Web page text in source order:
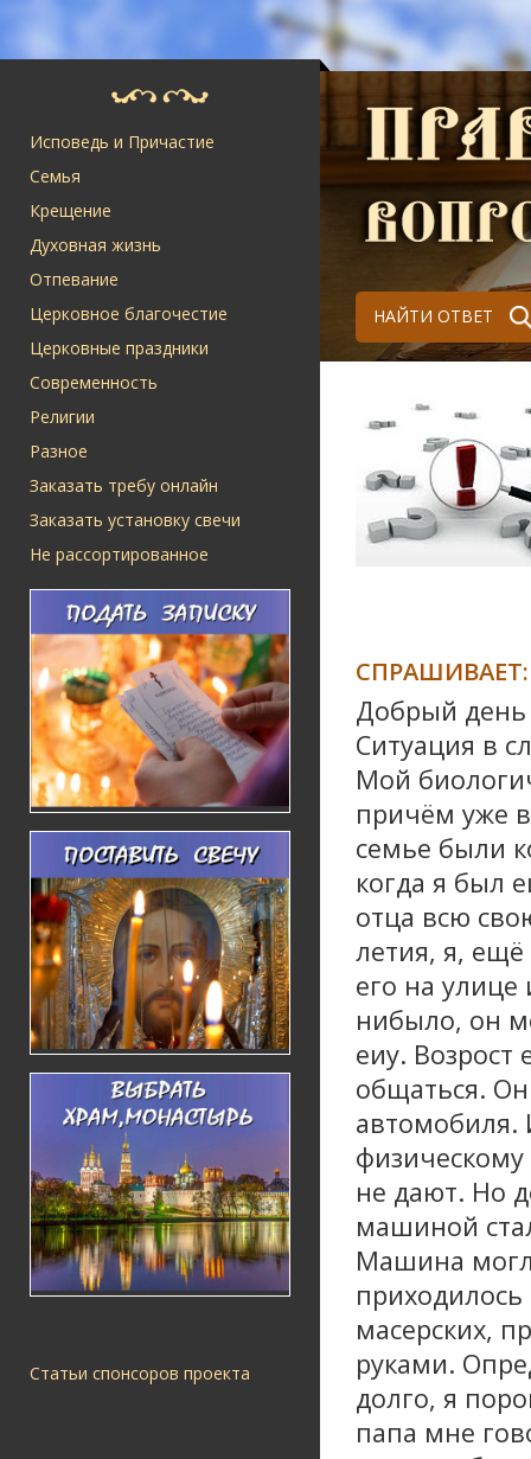
Исповедь и Причастие
Семья
Крещение
Духовная жизнь
Отпевание
Церковное благочестие
Церковные праздники
Современность
Религии
Разное
Заказать требу онлайн
Заказать установку свечи
Не рассортированное
Статьи спонсоров проекта
НАЙТИ ОТВЕТ
СПРАШИВАЕТ:
Добрый день
Ситуация в
Мой
причём уже
семье были
когда я был
отца всю
летия, я, ещё
его на
нибыло, он
еиу. Возрост
общаться.
автомобиля.
не дают. Но
машиной
Машина
масерских,
руками.
долго, я
папа мне